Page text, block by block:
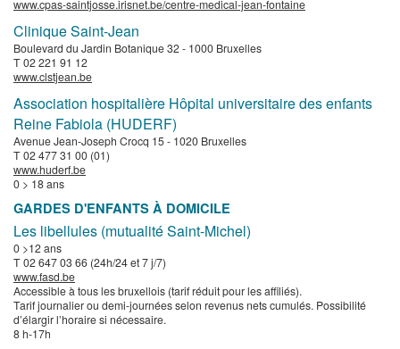
www.cpas-saintjosse.irisnet.be/centre-medical-jean-fontaine
Clinique Saint-Jean
Boulevard du Jardin Botanique 32 - 1000 Bruxelles
T 02 221 91 12
www.clstjean.be
Association hospitalière Hôpital universitaire des enfants
Reine Fabiola (HUDERF)
Avenue Jean-Joseph Crocq 15 - 1020 Bruxelles
T 02 477 31 00 (01)
www.huderf.be
0 > 18 ans
GARDES D'ENFANTS À DOMICILE
Les libellules (mutualité Saint-Michel)
0 >12 ans
T 02 647 03 66 (24h/24 et 7 j/7)
www.fasd.be
Accessible à tous les bruxellois (tarif réduit pour les affiliés).
Tarif journalier ou demi-journées selon revenus nets cumulés. Possibilité
d’élargir l’horaire si nécessaire.
8 h-17h